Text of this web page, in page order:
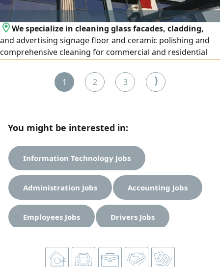
We specialize in cleaning glass facades, cladding,
and advertising signage floor and ceramic polishing and
comprehensive cleaning for commercial and residential
1
2 3 ⟩
You might be interested in:
Information Technology Jobs
Administration Jobs Accounting Jobs
Employees Jobs Drivers Jobs